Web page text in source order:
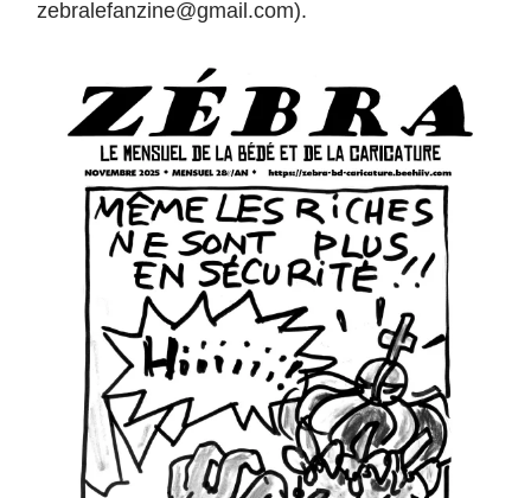
zebralefanzine@gmail.com).